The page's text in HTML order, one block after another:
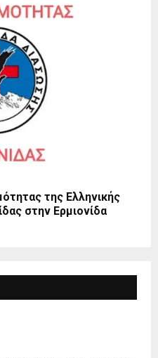
της Ελληνικής
στην Ερμιονίδα